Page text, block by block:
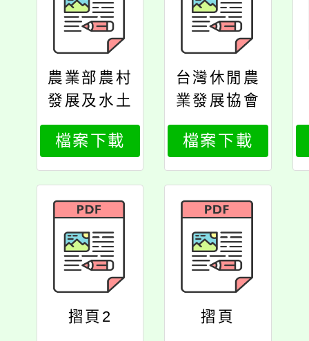
農業部農村
發展及水土
保持署書函
檔案下載
台灣休閒農
業發展協會
函
檔案下載
摺頁2 摺頁